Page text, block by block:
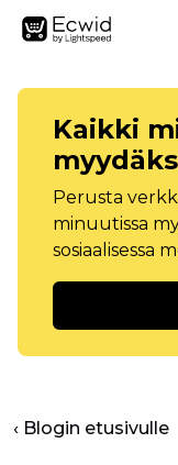
Kaikki
Perusta
minuutissa
sosiaalisessa
‹ Blogin etusivulle